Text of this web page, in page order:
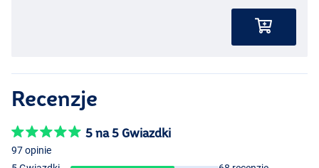
Recenzje
5 na 5 Gwiazdki
97 opinie